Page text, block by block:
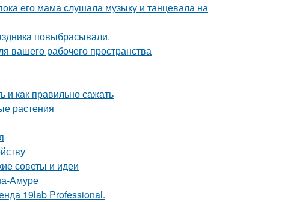
его мама слушала музыку и танцевала на
повыбрасывали.
вашего рабочего пространства
и как правильно сажать
растения
советы и идеи
Амуре
19lab Professional.